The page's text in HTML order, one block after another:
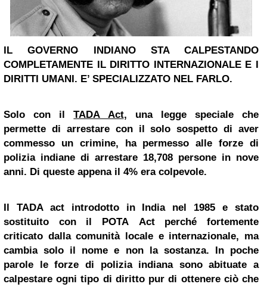
IL GOVERNO INDIANO STA CALPESTANDO
COMPLETAMENTE IL DIRITTO INTERNAZIONALE E I
DIRITTI UMANI. E’ SPECIALIZZATO NEL FARLO.
Solo con ilTADA Act, una legge speciale che
permette di arrestare con il solo sospetto di aver
commesso un crimine, ha permesso alle forze di
polizia indiane di arrestare 18,708 persone in nove
anni. Di queste appena il 4% era colpevole.
Il TADA act introdotto in India nel 1985 e stato
sostituito con il POTA Act perché fortemente
criticato dalla comunità locale e internazionale, ma
cambia solo il nome e non la sostanza. In poche
parole le forze di polizia indiana sono abituate a
calpestare ogni tipo di diritto pur di ottenere ciò che